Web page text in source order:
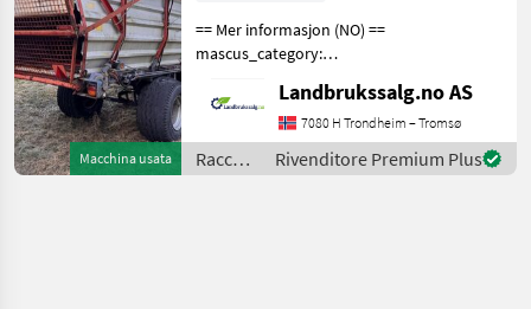
Macchina usata
== Mer informasjon (NO) ==
mascus_category:
provide reference number
upon request: 7067 See
en.landbrukssalg.no/7067
for more images Descri
Landbrukssalg.no AS
7080 H Trondheim – Tromsø
Raccolta
mangimi
Rivenditore Premium Plus